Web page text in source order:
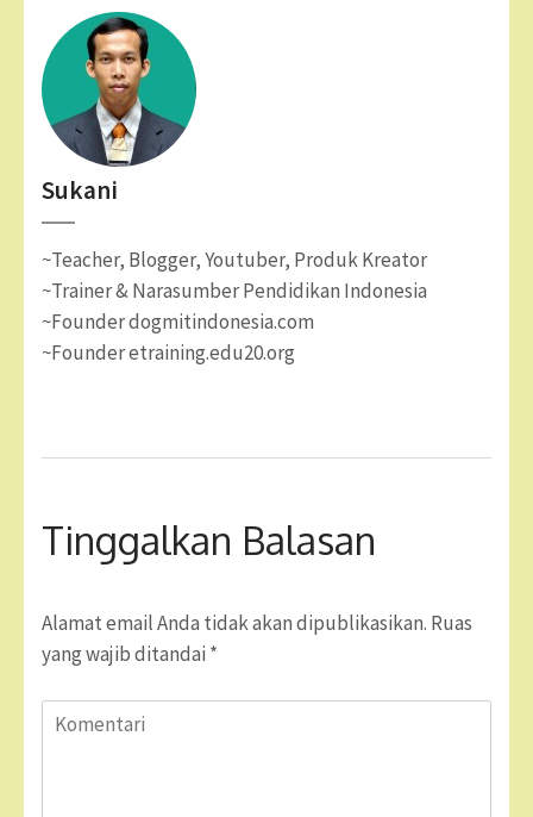
Sukani
~Teacher, Blogger, Youtuber, Produk Kreator
~Trainer & Narasumber Pendidikan Indonesia
~Founder dogmitindonesia.com
~Founder etraining.edu20.org
Tinggalkan Balasan
Alamat email Anda tidak akan dipublikasikan. Ruas
yang wajib ditandai *
Komentari